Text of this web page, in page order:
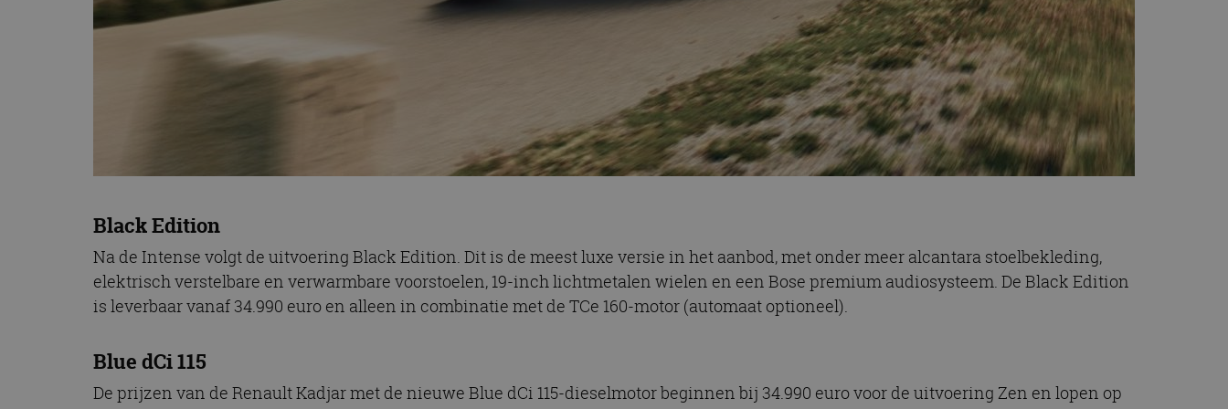
Black Edition
Na de Intense volgt de uitvoering Black Edition. Dit is de meest luxe versie in het aanbod, met onder meer alcantara stoelbekleding,
elektrisch verstelbare en verwarmbare voorstoelen, 19-inch lichtmetalen wielen en een Bose premium audiosysteem. De Black Edition
is leverbaar vanaf 34.990 euro en alleen in combinatie met de TCe 160-motor (automaat optioneel).
Blue dCi 115
De prijzen van de Renault Kadjar met de nieuwe Blue dCi 115-dieselmotor beginnen bij 34.990 euro voor de uitvoering Zen en lopen op